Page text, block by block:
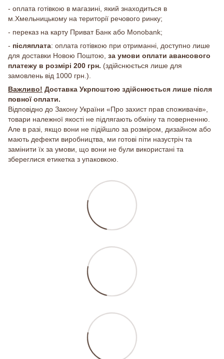
- оплата готівкою в магазині, який знаходиться в
м.Хмельницькому на території речового ринку;
- переказ на карту Приват Банк або Monobank;
- післяплата: оплата готівкою при отриманні, доступно лише
для доставки Новою Поштою, за умови оплати авансового
платежу в розмірі 200 грн. (здійснюється лише для
замовлень від 1000 грн.).
Важливо! Доставка Укрпоштою здійснюється лише після
повної оплати.
Відповідно до Закону України «Про захист прав споживачів»,
товари належної якості не підлягають обміну та поверненню.
Але в разі, якщо вони не підійшло за розміром, дизайном або
мають дефекти виробництва, ми готові піти назустріч та
замінити їх за умови, що вони не були використані та
збереглися етикетка з упаковкою.